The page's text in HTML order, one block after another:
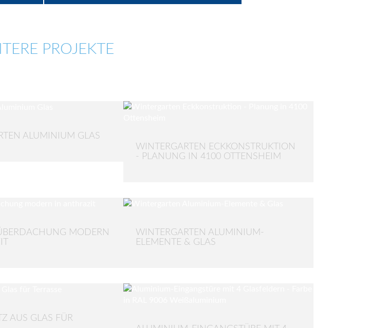
PROJEKTE
ALUMINIUM GLAS
WINTERGARTEN ECKKONSTRUKTION
- PLANUNG IN 4100 OTTENSHEIM
MODERN
WINTERGARTEN ALUMINIUM-
ELEMENTE & GLAS
AUS GLAS FÜR